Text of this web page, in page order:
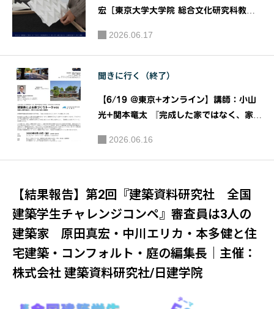
宏［東京大学大学院 総合文化研究科教
6］｜主催：JIA関東甲信越支部 JIAトー
ク実行委員会
2026.06.17
聞きに行く（終了）
【6/19 @東京+オンライン】講師：小山
光+関本⻯太 『完成した家ではなく、家づ
づくりトーク＃01］｜公益社団法人 日本
建築家協会（JIA）関東甲信越支部 住宅部
2026.06.16
【結果報告】第2回『建築資料研究社 全国
建築学生チャレンジコンペ』審査員は3人の
建築家 原田真宏・中川エリカ・本多健と住
宅建築・コンフォルト・庭の編集長｜主催：
株式会社 建築資料研究社/日建学院